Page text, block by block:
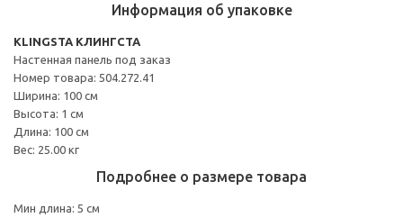
Информация об упаковке
KLINGSTA КЛИНГСТА
Настенная панель под заказ
Номер товара: 504.272.41
Ширина: 100 см
Высота: 1 см
Длина: 100 см
Вес: 25.00 кг
Подробнее о размере товара
Мин длина: 5 см